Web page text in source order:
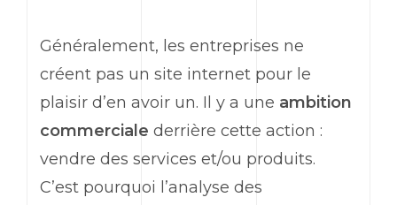
Généralement, les entreprises ne
créent pas un site internet pour le
plaisir d’en avoir un. Il y a une ambition
commerciale derrière cette action :
vendre des services et/ou produits.
C’est pourquoi l’analyse des